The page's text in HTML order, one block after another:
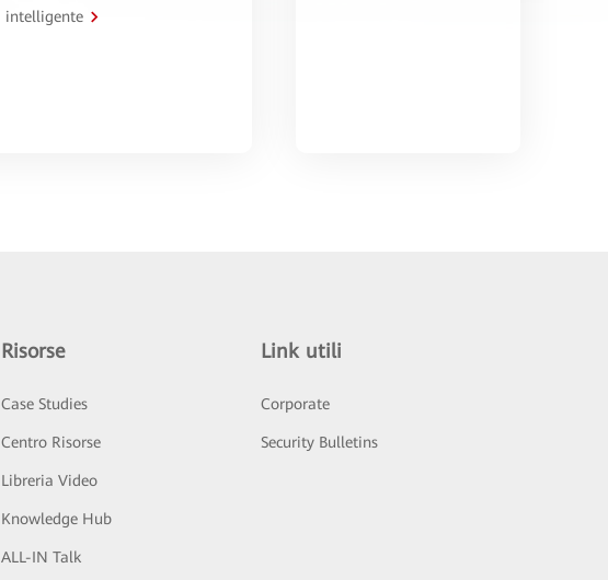
intelligente
Risorse
Case Studies
Centro Risorse
Libreria Video
Knowledge Hub
ALL-IN Talk
Link utili
Corporate
Security Bulletins